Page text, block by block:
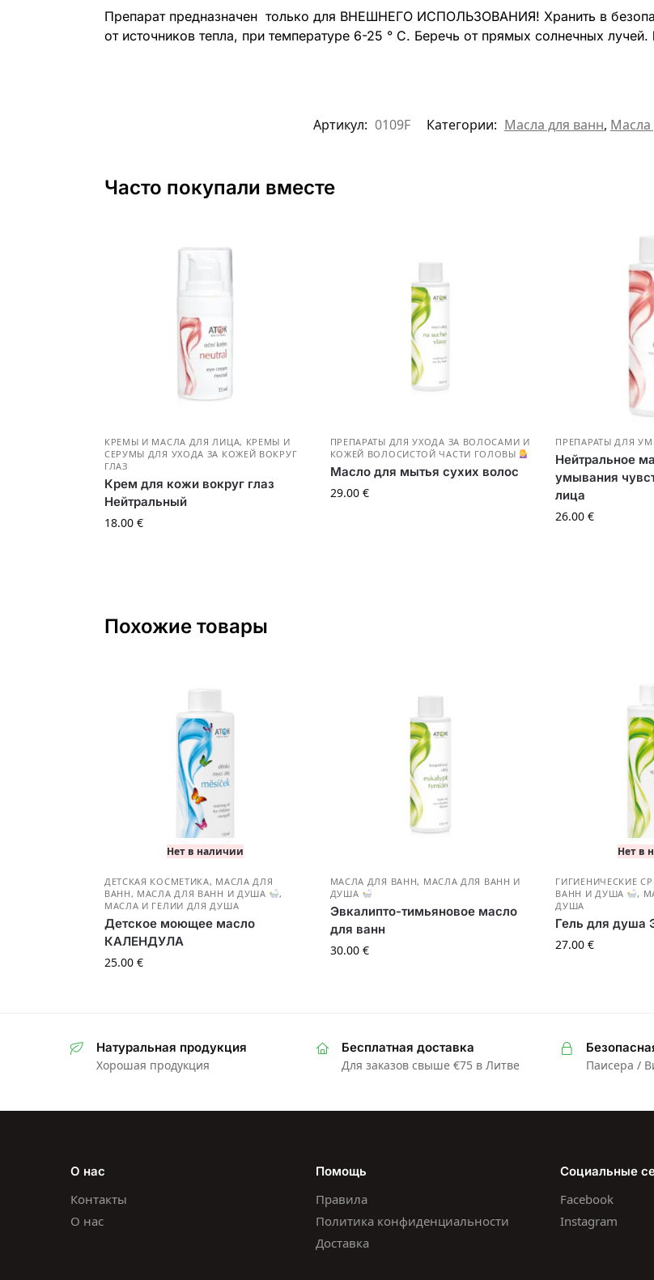
Препарат предназначен только для ВНЕШНЕГО ИСПОЛЬЗОВАНИЯ! Хранить в
от источников тепла, при температуре 6-25 ° C. Беречь от прямых солнечных лучей.
Артикул: 0109F Категории: Масла для ванн, Масла
Часто покупали вместе
КРЕМЫ И МАСЛА ДЛЯ ЛИЦА, КРЕМЫ И
СЕРУМЫ ДЛЯ УХОДА ЗА КОЖЕЙ ВОКРУГ
ГЛАЗ
Крем для кожи вокруг глаз
Нейтральный
18.00 €
ПРЕПАРАТЫ ДЛЯ УХОДА ЗА ВОЛОСАМИ И
КОЖЕЙ ВОЛОСИСТОЙ ЧАСТИ ГОЛОВЫ
Масло для мытья сухих волос
29.00 €
ПРЕПАРАТЫ ДЛЯ
Нейтральное
умывания
лица
26.00€
Похожие товары
Нет в наличии
ДЕТСКАЯ КОСМЕТИКА, МАСЛА ДЛЯ
ВАНН, МАСЛА ДЛЯ ВАНН И ДУША
,
МАСЛА И ГЕЛИИ ДЛЯ ДУША
Детское моющее масло
КАЛЕНДУЛА
25.00 €
МАСЛА ДЛЯ ВАНН, МАСЛА ДЛЯ ВАНН И
ДУША
Эвкалипто-тимьяновое масло
для ванн
30.00 €
Нет в
ГИГИЕНИЧЕСКИЕ
ВАНН И ДУША
,
ДУША
Гель для
27.00€
Натуральная продукция
Хорошая продукция
Бесплатная доставка
Для заказов свыше €75 в Литве
Паисера /
О нас
Контакты
О нас
Помощь
Правила
Политика конфиденциальности
Доставка
Социальные
Facebook
Instagram